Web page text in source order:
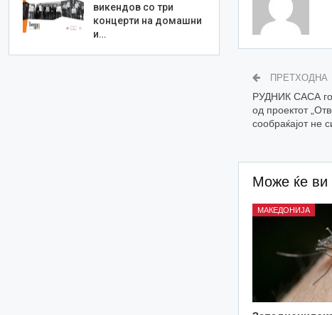
ПРЕТХОДНА
РУДНИК САСА го
од проектот
сообраќајот не
Може ќе ви
МАКЕДОНИЈА
викендов со три
концерти на домашни
и…